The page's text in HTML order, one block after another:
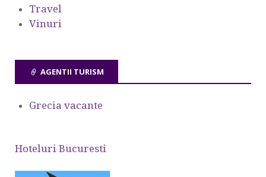
Travel
Vinuri
AGENTII TURISM
Grecia vacante
Hoteluri Bucuresti